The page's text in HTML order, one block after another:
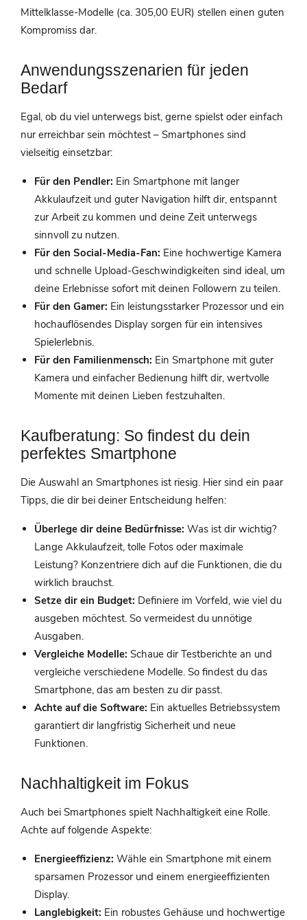
Mittelklasse-Modelle (ca. 305,00 EUR) stellen einen guten
Kompromiss dar.
Anwendungsszenarien für jeden
Bedarf
Egal, ob du viel unterwegs bist, gerne spielst oder einfach
nur erreichbar sein möchtest – Smartphones sind
vielseitig einsetzbar:
Für den Pendler: Ein Smartphone mit langer
Akkulaufzeit und guter Navigation hilft dir, entspannt
zur Arbeit zu kommen und deine Zeit unterwegs
sinnvoll zu nutzen.
Für den Social-Media-Fan: Eine hochwertige Kamera
und schnelle Upload-Geschwindigkeiten sind ideal, um
deine Erlebnisse sofort mit deinen Followern zu teilen.
Für den Gamer: Ein leistungsstarker Prozessor und ein
hochauflösendes Display sorgen für ein intensives
Spielerlebnis.
Für den Familienmensch: Ein Smartphone mit guter
Kamera und einfacher Bedienung hilft dir, wertvolle
Momente mit deinen Lieben festzuhalten.
Kaufberatung: So findest du dein
perfektes Smartphone
Die Auswahl an Smartphones ist riesig. Hier sind ein paar
Tipps, die dir bei deiner Entscheidung helfen:
Überlege dir deine Bedürfnisse: Was ist dir wichtig?
Lange Akkulaufzeit, tolle Fotos oder maximale
Leistung? Konzentriere dich auf die Funktionen, die du
wirklich brauchst.
Setze dir ein Budget: Definiere im Vorfeld, wie viel du
ausgeben möchtest. So vermeidest du unnötige
Ausgaben.
Vergleiche Modelle: Schaue dir Testberichte an und
vergleiche verschiedene Modelle. So findest du das
Smartphone, das am besten zu dir passt.
Achte auf die Software: Ein aktuelles Betriebssystem
garantiert dir langfristig Sicherheit und neue
Funktionen.
Nachhaltigkeit im Fokus
Auch bei Smartphones spielt Nachhaltigkeit eine Rolle.
Achte auf folgende Aspekte:
Energieeffizienz: Wähle ein Smartphone mit einem
sparsamen Prozessor und einem energieeffizienten
Display.
Langlebigkeit: Ein robustes Gehäuse und hochwertige